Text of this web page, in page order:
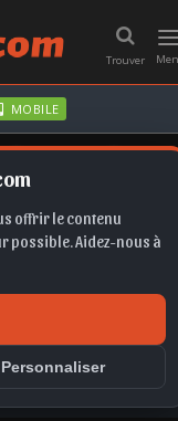
offrir le contenu
possible. Aidez-nous à
Personnaliser
Trouver
MOBILE